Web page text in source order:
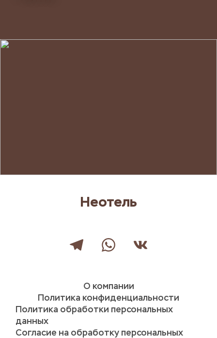
Неотель
О компании
Политика конфиденциальности
Политика обработки персональных
данных
Согласие на обработку персональных